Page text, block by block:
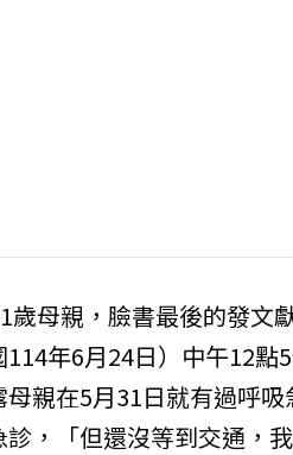
歲母親，臉書最後的發文
年6月24日）中午12
親在5月31日就有過呼
，「但還沒等到交通，